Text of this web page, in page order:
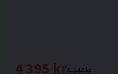
5 344 kr
4 395 kr